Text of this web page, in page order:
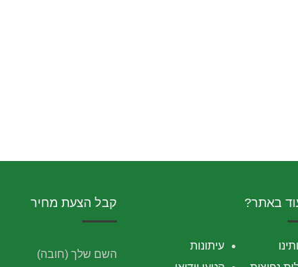
באתר?
עיתונות
קבל הצעת מחיר
השם שלך (חובה)